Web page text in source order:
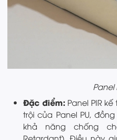
Panel
Đặc điểm: Panel PIR
trội của Panel PU,
khả năng chống